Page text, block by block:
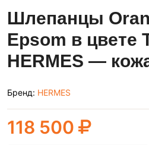
Шлепанцы
Epsom в цвете
HERMES —
Бренд: HERMES
118 500